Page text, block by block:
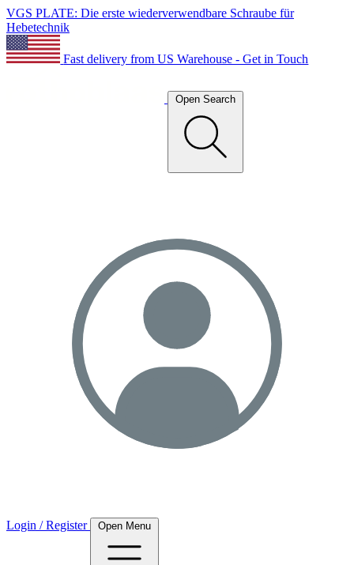
VGS PLATE: Die erste wiederverwendbare Schraube für
Hebetechnik
Fast delivery from US Warehouse - Get in Touch
Open Search
Login / Register Open Menu